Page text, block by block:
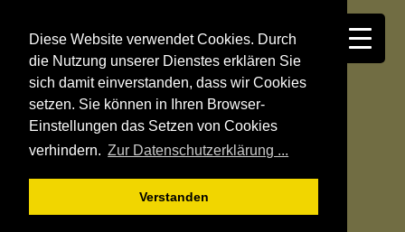
Diese Website verwendet Cookies. Durch
die Nutzung unserer Dienstes erklären Sie
sich damit einverstanden, dass wir Cookies
setzen. Sie können in Ihren Browser-
Einstellungen das Setzen von Cookies
verhindern. Zur Datenschutzerklärung ...
Verstanden